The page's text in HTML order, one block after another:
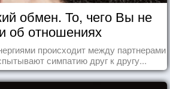
обмен. То, чего Вы не
об отношениях
происходит между партнерами
симпатию друг к другу...